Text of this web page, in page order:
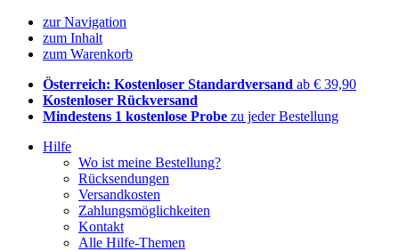
zur Navigation
zum Inhalt
zum Warenkorb
Österreich: Kostenloser Standardversand ab € 39,90
Kostenloser Rückversand
Mindestens 1 kostenlose Probe zu jeder Bestellung
Hilfe
Wo ist meine Bestellung?
Rücksendungen
Versandkosten
Zahlungsmöglichkeiten
Kontakt
Alle Hilfe-Themen